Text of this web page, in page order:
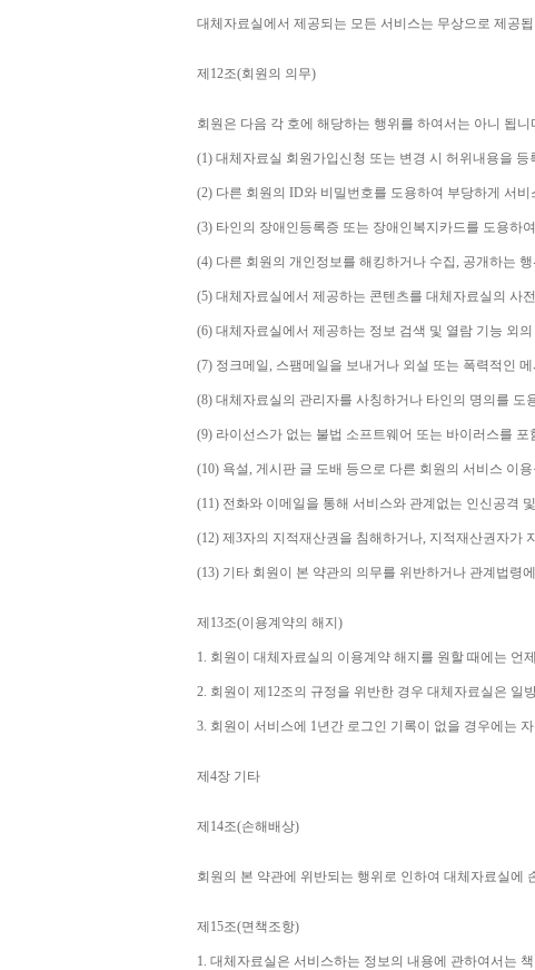
대체자료실에서 제공되는 모든 서비스는 무상으로 제공
제 12조(회원의 의무)
회원은 다음 각 호에 해당하는 행위를 하여서는 아니 됩니
(1) 대체자료실 회원가입신청 또는 변경 시 허위내용을 등
(2) 다른 회원의 ID와 비밀번호를 도용하여 부당하게 서비
(3) 타인의 장애인등록증 또는 장애인복지카드를 도용하
(4) 다른 회원의 개인정보를 해킹하거나 수집, 공개하는 행
(5) 대체자료실에서 제공하는 콘텐츠를 대체자료실의 사
(6) 대체자료실에서 제공하는 정보 검색 및 열람 기능 외
(7) 정크메일 , 스팸메일을 보내거나 외설 또는 폭력적인
(8) 대체자료실의 관리자를 사칭하거나 타인의 명의를 도
(9) 라이선스가 없는 불법 소프트웨어 또는 바이러스를
(10) 욕설, 게시판 글 도배 등으로 다른 회원의 서비스 이용
(11) 전화와 이메일을 통해 서비스와 관계없는 인신공격
(12) 제 3자의 지적재산권을 침해하거나, 지적재산권자가
(13) 기타 회원이 본 약관의 의무를 위반하거나 관계법령
제 13조(이용계약의 해지 )
1. 회원이 대체자료실의 이용계약 해지를 원할 때에는 언
2. 회원이 제 12조의 규정을 위반한 경우 대체자료실은 일
3. 회원이 서비스에 1년간 로그인 기록이 없을 경우에는
제 4장 기타
제 14조(손해배상)
회원의 본 약관에 위반되는 행위로 인하여 대체자료실에
제 15조(면책조항)
1. 대체자료실은 서비스하는 정보의 내용에 관하여서는